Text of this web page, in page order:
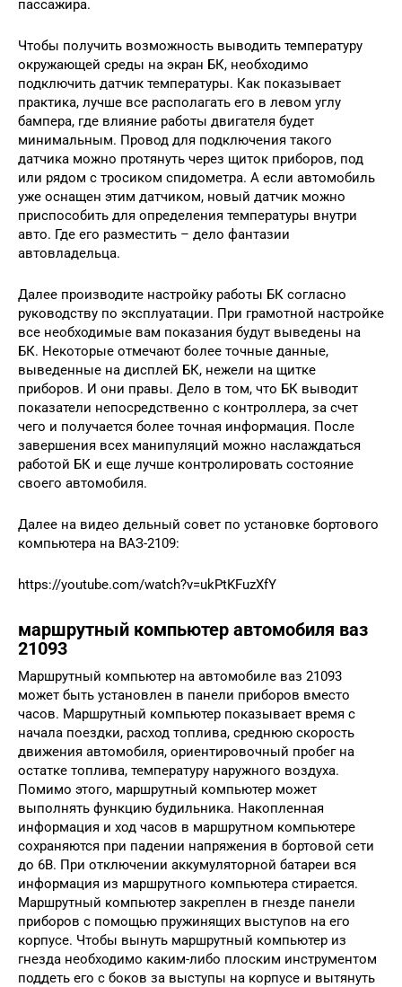
пассажира.
Чтобы получить возможность выводить температуру
окружающей среды на экран БК, необходимо
подключить датчик температуры. Как показывает
практика, лучше все располагать его в левом углу
бампера, где влияние работы двигателя будет
минимальным. Провод для подключения такого
датчика можно протянуть через щиток приборов, под
или рядом с тросиком спидометра. А если автомобиль
уже оснащен этим датчиком, новый датчик можно
приспособить для определения температуры внутри
авто. Где его разместить – дело фантазии
автовладельца.
Далее производите настройку работы БК согласно
руководству по эксплуатации. При грамотной настройке
все необходимые вам показания будут выведены на
БК. Некоторые отмечают более точные данные,
выведенные на дисплей БК, нежели на щитке
приборов. И они правы. Дело в том, что БК выводит
показатели непосредственно с контроллера, за счет
чего и получается более точная информация. После
завершения всех манипуляций можно наслаждаться
работой БК и еще лучше контролировать состояние
своего автомобиля.
Далее на видео дельный совет по установке бортового
компьютера на ВАЗ-2109:
https://youtube.com/watch?v=ukPtKFuzXfY
маршрутный компьютер автомобиля ваз
21093
Маршрутный компьютер на автомобиле ваз 21093
может быть установлен в панели приборов вместо
часов. Маршрутный компьютер показывает время с
начала поездки, расход топлива, среднюю скорость
движения автомобиля, ориентировочный пробег на
остатке топлива, температуру наружного воздуха.
Помимо этого, маршрутный компьютер может
выполнять функцию будильника. Накопленная
информация и ход часов в маршрутном компьютере
сохраняются при падении напряжения в бортовой сети
до 6В. При отключении аккумуляторной батареи вся
информация из маршрутного компьютера стирается.
Маршрутный компьютер закреплен в гнезде панели
приборов с помощью пружинящих выступов на его
корпусе. Чтобы вынуть маршрутный компьютер из
гнезда необходимо каким-либо плоским инструментом
поддеть его с боков за выступы на корпусе и вытянуть